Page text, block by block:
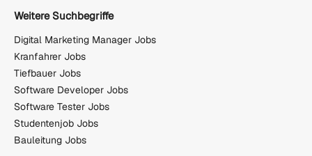
Weitere Suchbegriffe
Digital Marketing Manager Jobs
Kranfahrer Jobs
Tiefbauer Jobs
Software Developer Jobs
Software Tester Jobs
Studentenjob Jobs
Bauleitung Jobs